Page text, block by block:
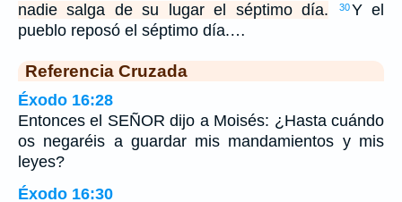
nadie salga de su lugar el séptimo día.
30 Y el
pueblo reposó el séptimo día.…
Referencia Cruzada
Éxodo 16:28
Entonces el SEÑOR dijo a Moisés: ¿Hasta cuándo
os negaréis a guardar mis mandamientos y mis
leyes?
Éxodo 16:30